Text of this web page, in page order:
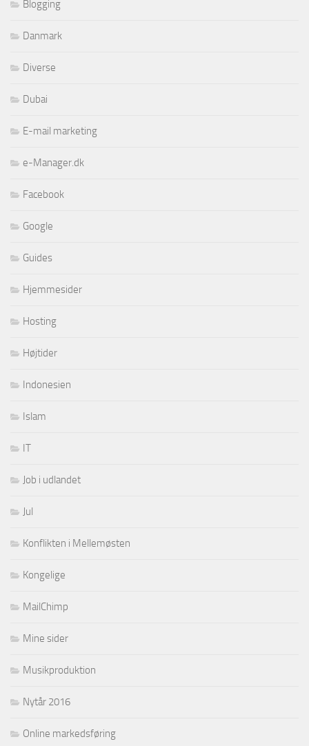
Blogging
Danmark
Diverse
Dubai
E-mail marketing
e-Manager.dk
Facebook
Google
Guides
Hjemmesider
Hosting
Højtider
Indonesien
Islam
IT
Job i udlandet
Jul
Konflikten i Mellemøsten
Kongelige
MailChimp
Mine sider
Musikproduktion
Nytår 2016
Online markedsføring